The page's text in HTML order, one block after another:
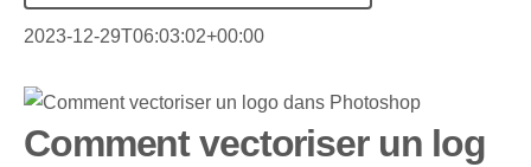
2023-12-29T06:03:02+00:00
Comment vectoriser un log